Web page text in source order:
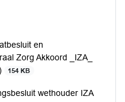
en
Zorg Akkoord _IZA_
154 KB
wethouder IZA